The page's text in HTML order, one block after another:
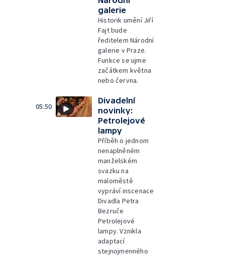
galerie
Historik umění Jiří
Fajt bude
ředitelem Národní
galerie v Praze.
Funkce se ujme
začátkem května
nebo června.
05:50
Divadelní
novinky:
Petrolejové
lampy
Příběh o jednom
nenaplněném
manželském
svazku na
maloměstě
vypráví inscenace
Divadla Petra
Bezruče
Petrolejové
lampy. Vznikla
adaptací
stejnojmenného